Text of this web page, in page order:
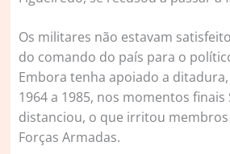
Os militares não estavam
do comando do país para o
Embora tenha apoiado a
1964 a 1985, nos momentos finais
distanciou, o que irritou
Forças Armadas.